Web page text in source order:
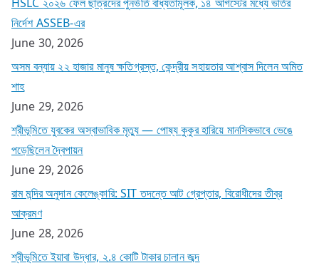
HSLC ২০২৬ ফেল ছাত্রদের পুনর্ভর্তি বাধ্যতামূলক, ১৪ আগস্টের মধ্যে ভর্তির
নির্দেশ ASSEB-এর
June 30, 2026
অসম বন্যায় ২২ হাজার মানুষ ক্ষতিগ্রস্ত, কেন্দ্রীয় সহায়তার আশ্বাস দিলেন অমিত
শাহ
June 29, 2026
শ্রীভূমিতে যুবকের অস্বাভাবিক মৃত্যু — পোষ্য কুকুর হারিয়ে মানসিকভাবে ভেঙে
পড়েছিলেন দ্বৈপায়ন
June 29, 2026
রাম মন্দির অনুদান কেলেঙ্কারি: SIT তদন্তে আট গ্রেপ্তার, বিরোধীদের তীব্র
আক্রমণ
June 28, 2026
শ্রীভূমিতে ইয়াবা উদ্ধার, ২.৪ কোটি টাকার চালান জব্দ